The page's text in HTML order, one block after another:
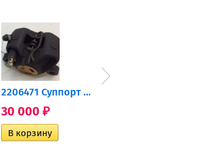
2206471 Суппорт тормозной...
30 000 ₽